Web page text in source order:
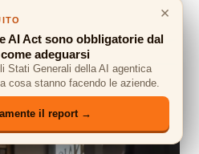
×
AI Act sono obbligatorie dal
adeguarsi
Stati Generali della AI agentica
cosa stanno facendo le aziende.
il report →